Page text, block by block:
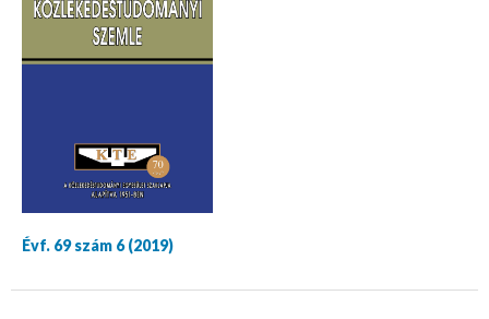
Évf. 69 szám 6 (2019)